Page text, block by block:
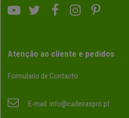
Atenção ao cliente e pedidos
Formulario de Contacto
E-mail: info@cadeiraspro.pt